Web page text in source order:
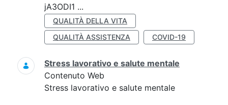
jA3ODI1 ...
QUALITÀ DELLA VITA
QUALITÀ ASSISTENZA
COVID-19
Stress lavorativo e salute mentale
Contenuto Web
Stress lavorativo e salute mentale